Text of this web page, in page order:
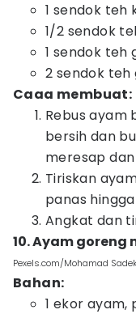
1 sendok teh
1/2 sendok
1 sendok teh
2 sendok teh
Caaa membuat:
Rebus ayam
bersih dan
meresap
Tiriskan
panas
Angkat dan
10. Ayam goreng
Pexels.com/Mohamad Sadek
Bahan:
1 ekor ayam,